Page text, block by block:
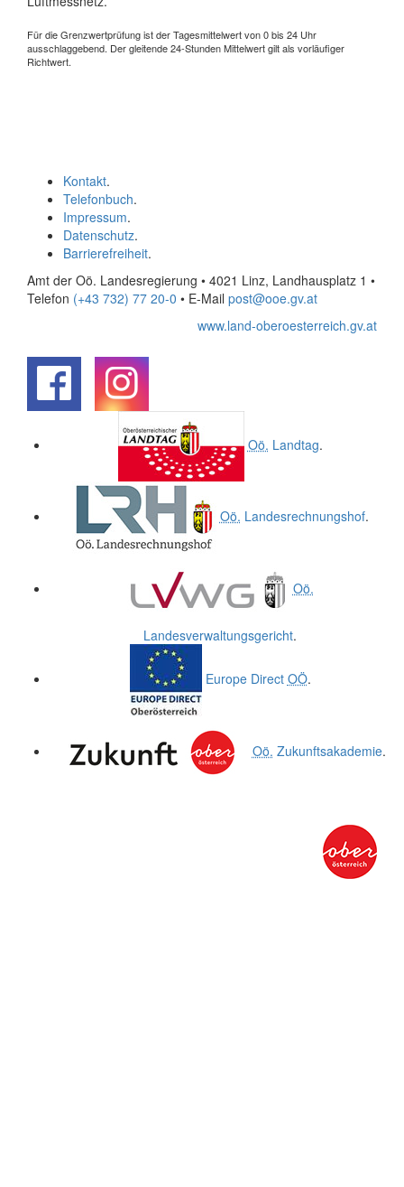
Für die Grenzwertprüfung ist der Tagesmittelwert von 0 bis 24 Uhr
ausschlaggebend. Der gleitende 24-Stunden Mittelwert gilt als vorläufiger
Richtwert.
Kontakt.
Telefonbuch.
Impressum.
Datenschutz.
Barrierefreiheit.
Amt der Oö. Landesregierung • 4021 Linz, Landhausplatz 1 •
Telefon (+43 732) 77 20-0 • E-Mail post@ooe.gv.at
www.land-oberoesterreich.gv.at
Oö. Landtag.
Oö. Landesrechnungshof.
Oö.
Landesverwaltungsgericht.
Europe Direct OÖ.
Oö. Zukunftsakademie.